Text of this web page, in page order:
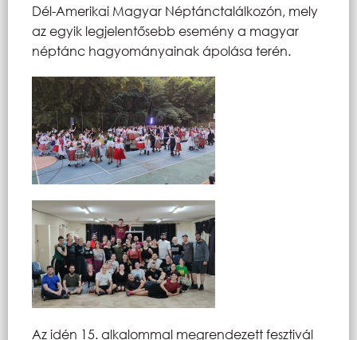
Dél-Amerikai Magyar Néptánctalálkozón, mely
az egyik legjelentősebb esemény a magyar
néptánc hagyományainak ápolása terén.
Az idén 15. alkalommal megrendezett fesztivál